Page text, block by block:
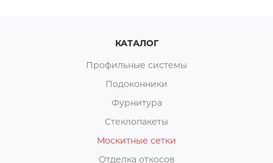
КАТАЛОГ
Профильные системы
Подоконники
Фурнитура
Стеклопакеты
Москитные сетки
Отделка откосов